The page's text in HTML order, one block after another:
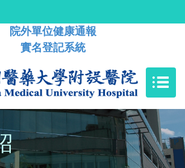
院外單位健康通報
實名登記系統